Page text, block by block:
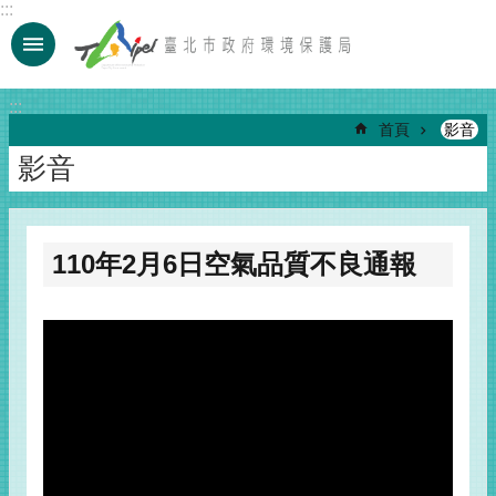
跳到主要內容區塊
:::
:::
首頁 影音
影音
110年2月6日空氣品質不良通報